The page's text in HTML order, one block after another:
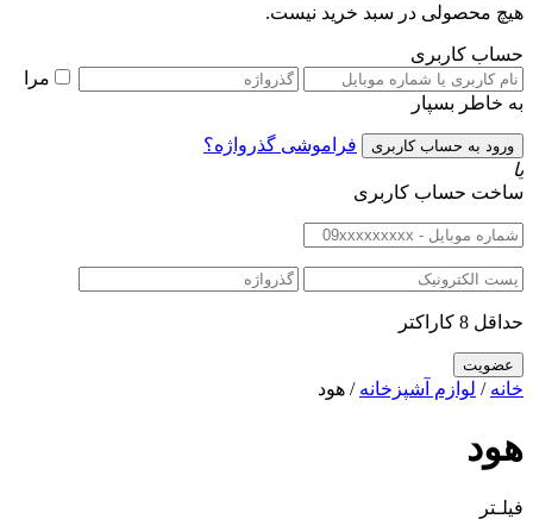
هیچ محصولی در سبد خرید نیست.
حساب کاربری
مرا
به خاطر بسپار
فراموشی گذرواژه؟
یا
ساخت حساب کاربری
حداقل 8 کاراکتر
خانه / لوازم آشپزخانه / هود
هود
فیلـتر